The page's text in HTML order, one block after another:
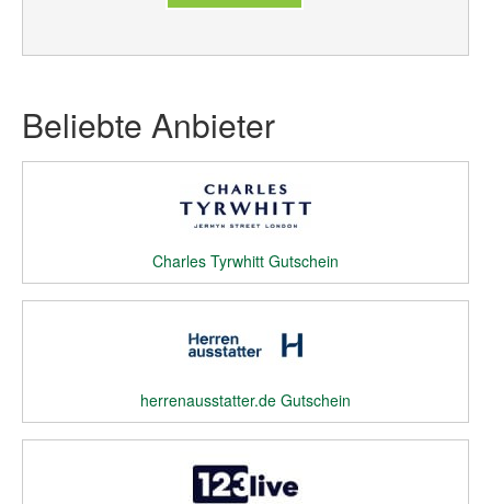
Beliebte Anbieter
Charles Tyrwhitt Gutschein
herrenausstatter.de Gutschein